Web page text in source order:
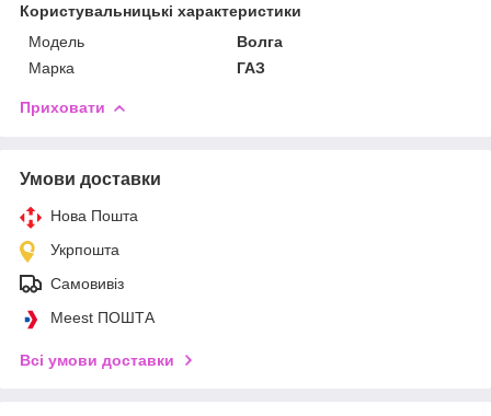
Користувальницькі характеристики
Модель
Волга
Марка
ГАЗ
Приховати
Умови доставки
Нова Пошта
Укрпошта
Самовивіз
Meest ПОШТА
Всі умови доставки